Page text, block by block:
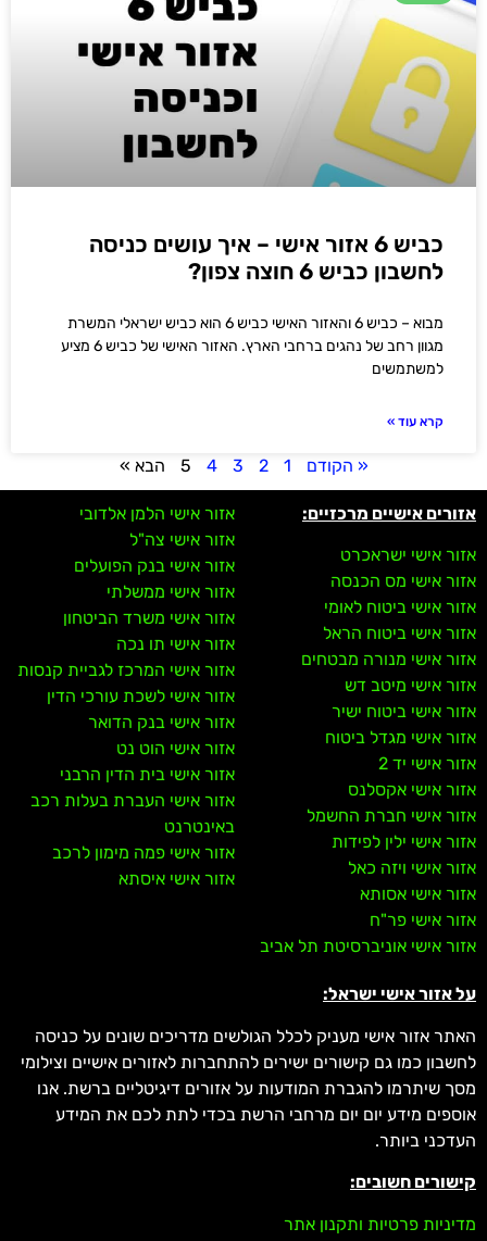
כביש 6 אזור אישי – איך עושים כניסה
לחשבון כביש 6 חוצה צפון?
מבוא – כביש 6 והאזור האישי כביש 6 הוא כביש ישראלי המשרת
מגוון רחב של נהגים ברחבי הארץ. האזור האישי של כביש 6 מציע
למשתמשים
קרא עוד »
« הקודם 1
2
3
4
5 הבא »
אזורים אישיים מרכזיים:
אזור אישי ישראכרט
אזור אישי מס הכנסה
אזור אישי ביטוח לאומי
אזור אישי ביטוח הראל
אזור אישי מנורה מבטחים
אזור אישי מיטב דש
אזור אישי ביטוח ישיר
אזור אישי מגדל ביטוח
אזור אישי יד 2
אזור אישי אקסלנס
אזור אישי חברת החשמל
אזור אישי ילין לפידות
אזור אישי ויזה כאל
אזור אישי אסותא
אזור אישי פר"ח
אזור אישי אוניברסיטת תל אביב
אזור אישי הלמן אלדובי
אזור אישי צה"ל
אזור אישי בנק הפועלים
אזור אישי ממשלתי
אזור אישי משרד הביטחון
אזור אישי תו נכה
אזור אישי המרכז לגביית קנסות
אזור אישי לשכת עורכי הדין
אזור אישי בנק הדואר
אזור אישי הוט נט
אזור אישי בית הדין הרבני
אזור אישי העברת בעלות רכב
באינטרנט
אזור אישי פמה מימון לרכב
אזור אישי איסתא
על אזור אישי ישראל:
האתר אזור אישי מעניק לכלל הגולשים מדריכים שונים על כניסה
לחשבון כמו גם קישורים ישירים להתחברות לאזורים אישיים וצילומי
מסך שיתרמו להגברת המודעות על אזורים דיגיטליים ברשת. אנו
אוספים מידע יום יום מרחבי הרשת בכדי לתת לכם את המידע
העדכני ביותר.
קישורים חשובים:
מדיניות פרטיות ותקנון אתר